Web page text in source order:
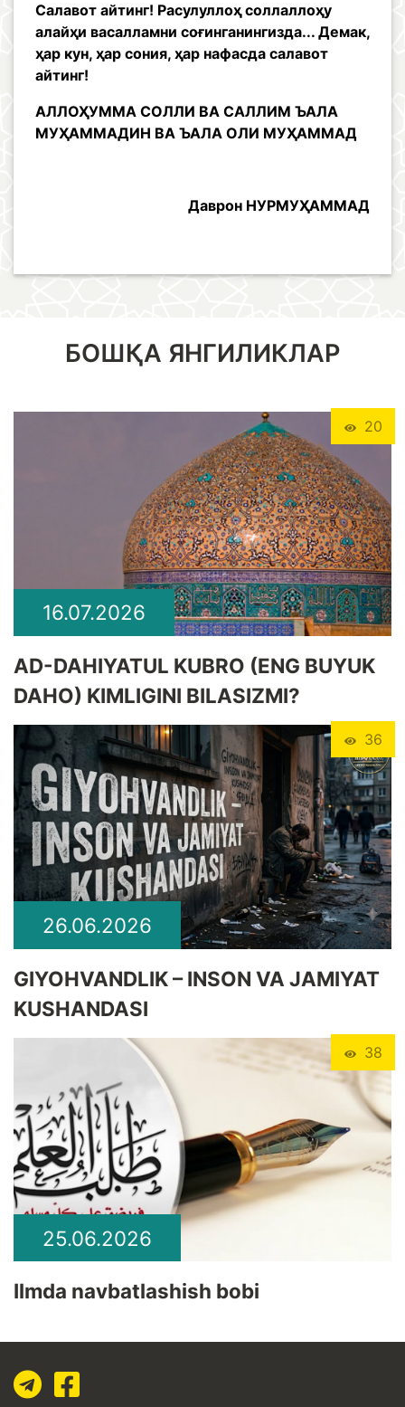
Салавот айтинг! Расулуллоҳ соллаллоҳу
алайҳи васалламни соғинганингизда... Демак,
ҳар кун, ҳар сония, ҳар нафасда салавот
айтинг!
АЛЛОҲУММА СОЛЛИ ВА САЛЛИМ ЪАЛА
МУҲАММАДИН ВА ЪАЛА ОЛИ МУҲАММАД
Даврон НУРМУҲАММАД
БОШҚА ЯНГИЛИКЛАР
20
16.07.2026
​AD-DAHIYATUL KUBRO (ENG BUYUK
DAHO) KIMLIGINI BILASIZMI?
36
26.06.2026
GIYOHVANDLIK – INSON VA JAMIYAT
KUSHANDASI
38
25.06.2026
Ilmda navbatlashish bobi